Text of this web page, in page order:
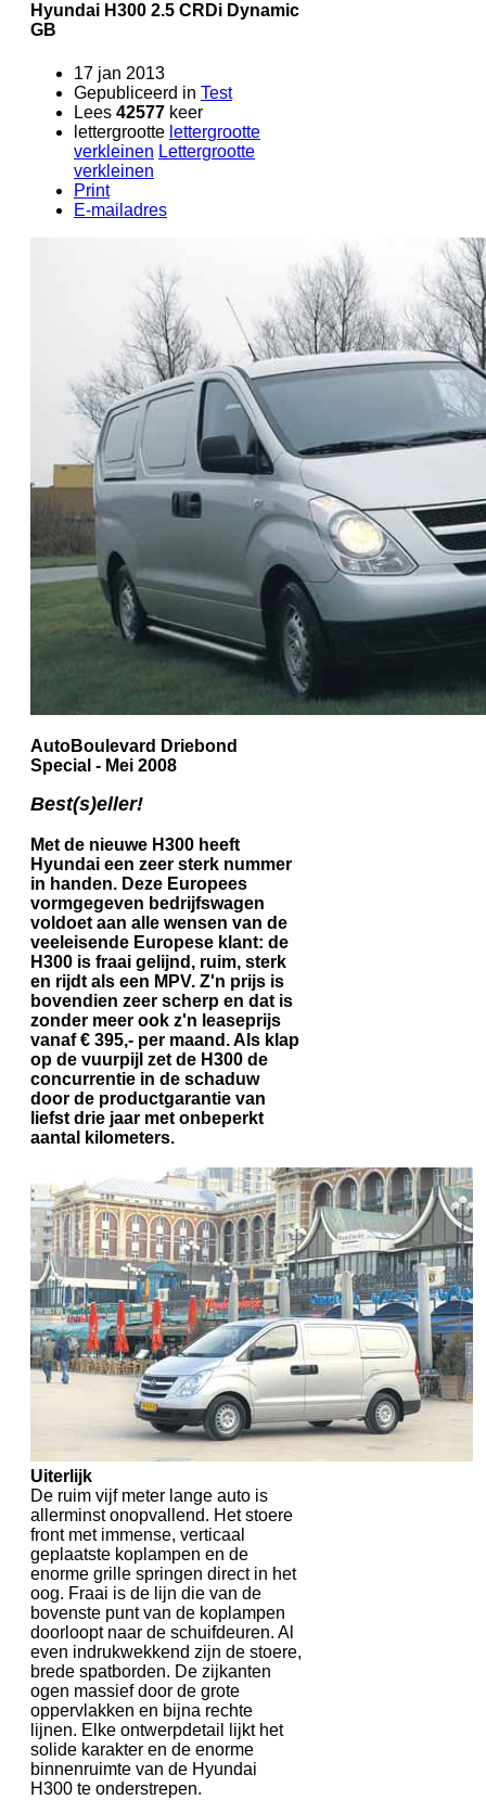
Hyundai H300 2.5 CRDi Dynamic
GB
17 jan 2013
Gepubliceerd in Test
Lees 42577 keer
lettergrootte lettergrootte
verkleinen Lettergrootte
verkleinen
Print
E-mailadres
AutoBoulevard Driebond
Special - Mei 2008
Best(s)eller!
Met de nieuwe H300 heeft
Hyundai een zeer sterk nummer
in handen. Deze Europees
vormgegeven bedrijfswagen
voldoet aan alle wensen van de
veeleisende Europese klant: de
H300 is fraai gelijnd, ruim, sterk
en rijdt als een MPV. Z'n prijs is
bovendien zeer scherp en dat is
zonder meer ook z'n leaseprijs
vanaf € 395,- per maand. Als klap
op de vuurpijl zet de H300 de
concurrentie in de schaduw
door de productgarantie van
liefst drie jaar met onbeperkt
aantal kilometers.
Uiterlijk
De ruim vijf meter lange auto is
allerminst onopvallend. Het stoere
front met immense, verticaal
geplaatste koplampen en de
enorme grille springen direct in het
oog. Fraai is de lijn die van de
bovenste punt van de koplampen
doorloopt naar de schuifdeuren. Al
even indrukwekkend zijn de stoere,
brede spatborden. De zijkanten
ogen massief door de grote
oppervlakken en bijna rechte
lijnen. Elke ontwerpdetail lijkt het
solide karakter en de enorme
binnenruimte van de Hyundai
H300 te onderstrepen.